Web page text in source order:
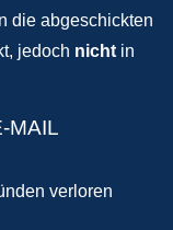
die abgeschickten
jedoch nicht in
MAIL
verloren